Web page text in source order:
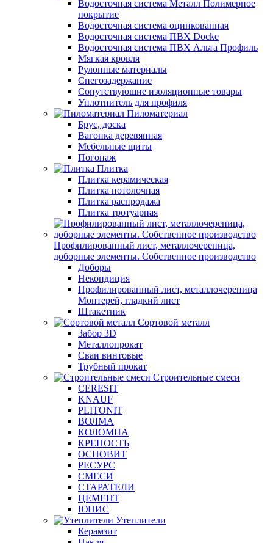
Водосточная система Металл Полимерное
покрытие
Водосточная система оцинкованная
Водосточная система ПВХ Docke
Водосточная система ПВХ Альта Профиль
Мягкая кровля
Рулонные материалы
Снегозадержание
Сопутствуюшие изоляционные товары
Уплотнитель для профиля
Пиломатериал
Брус, доска
Вагонка деревянная
Мебельные щиты
Погонаж
Плитка
Плитка керамическая
Плитка потолочная
Плитка распродажа
Плитка тротуарная
Профилированный лист, металлочерепица,
доборные элементы. Собственное производство
Доборы
Некондиция
Профилированный лист, металлочерепица
Монтерей, гладкий лист
Штакетник
Сортовой металл
Забор 3D
Металлопрокат
Сваи винтовые
Трубный прокат
Строительные смеси
CERESIT
KNAUF
PLITONIT
ВОЛМА
КОЛОМНА
КРЕПОСТЬ
ОСНОВИТ
РЕСУРС
СМЕСИ
СТАРАТЕЛИ
ЦЕМЕНТ
ЮНИС
Утеплители
Керамзит